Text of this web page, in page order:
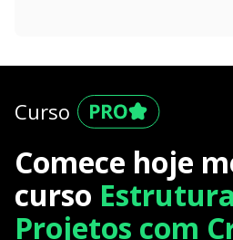
Curso
Comece hoje
curso
Projetos com